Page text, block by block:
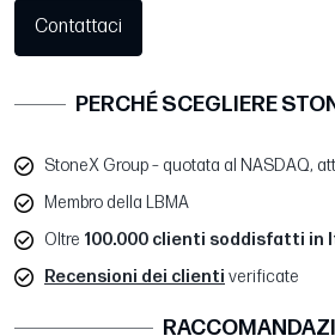
Contattaci
PERCHÉ SCEGLIERE
StoneX Group – quotata al NASDAQ,
Membro della LBMA
Oltre 100.000 clienti soddisfatti in
Recensioni dei clienti verificate